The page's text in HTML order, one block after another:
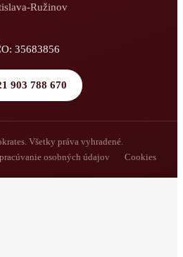
Ružinov
35683856
903 788 670
Všetky práva vyhradené.
osobných údajov Cookies